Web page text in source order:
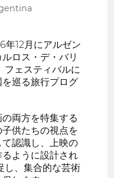
年12月にアルゼン
ロス・デ・バリ
フェスティバルに
巡る旅行プログ
両方を特集する
供たちの視点を
認識し、上映の
ように設計され
し、集合的な芸術